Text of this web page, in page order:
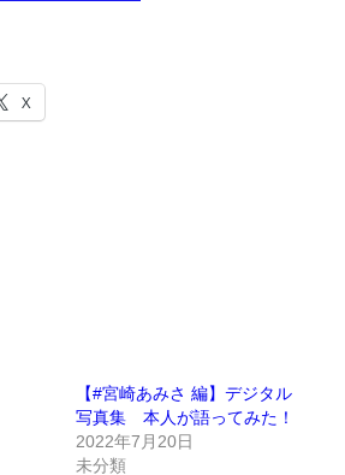
X
【#宮崎あみさ 編】デジタル
写真集 本人が語ってみた！
2022年7月20日
未分類